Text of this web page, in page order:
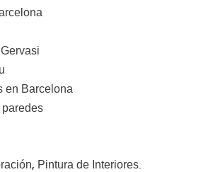
en Barcelona
, Pintura de Interiores.